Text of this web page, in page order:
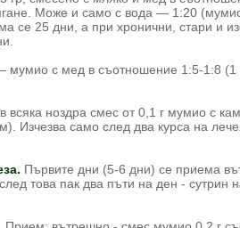
Може и само с вода — 1:20
25 дни, а при хронични, стари и
мумио с мед в съотношение 1:5-1:8 (1
всяка ноздра смес от 0,1 г мумио с
Изчезва само след два курса на
Първите дни (5-6 дни) се приема
това пак два пъти на ден - сутрин